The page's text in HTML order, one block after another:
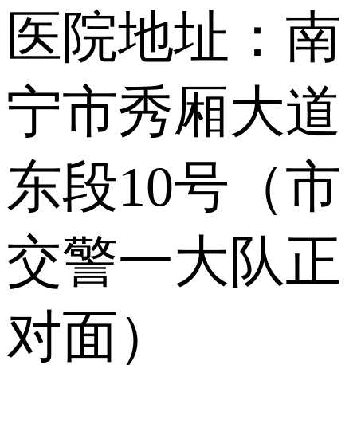
医院地址：南
宁市秀厢大道
东段10号（市
交警一大队正
对面）